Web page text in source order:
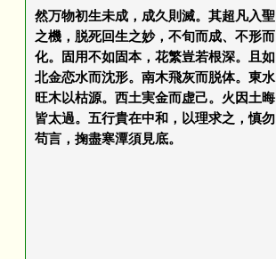
然万物初生未成，成久則滅。其超凡入聖
之機，脱死回生之妙，不旬而成、不形而
化。固用不如固本，花繁豈若根深。且如
北金恋水而沈形。南木飛灰而脱体。東水
旺木以枯源。西土実金而虚己。火因土晦
皆太過。五行貴在中和，以理求之，慎勿
苟言，掬盡寒潭須見底。